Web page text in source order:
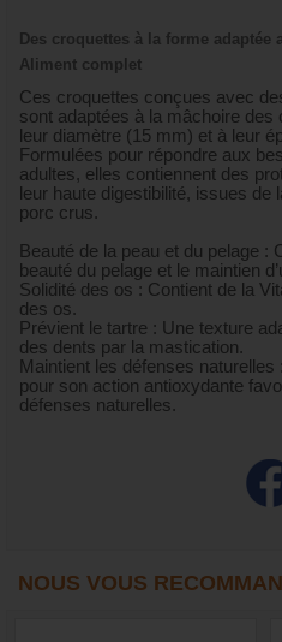
Des croquettes à la forme adaptée
Aliment complet
Ces croquettes conçues avec
sont adaptées à la mâchoire des
leur diamètre (15 mm) et à leur
Formulées pour répondre aux
adultes, elles contiennent des
leur haute digestibilité, issues de
porc crus.
Beauté de la peau et du pelage :
beauté du pelage et le maintien
Solidité des os : Contient de la
des os.
Prévient le tartre : Une texture
des dents par la mastication.
Maintient les défenses
pour son action antioxydante
défenses naturelles.
NOUS VOUS